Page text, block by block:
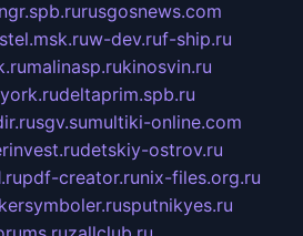
ngr.spb.rurusgosnews.com
w-dev.ruf-ship.ru
malinasp.rukinosvin.ru
deltaprim.spb.ru
sgv.sumultiki-online.com
detskiy-ostrov.ru
pdf-creator.runix-files.org.ru
sputnikyes.ru